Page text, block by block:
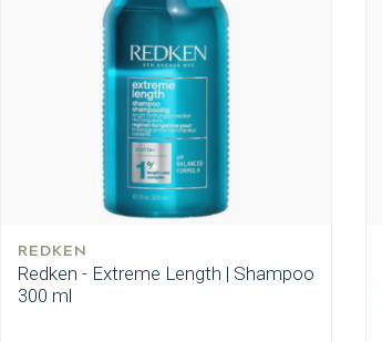
REDKEN
Redken - Extreme Length | Shampoo
300 ml